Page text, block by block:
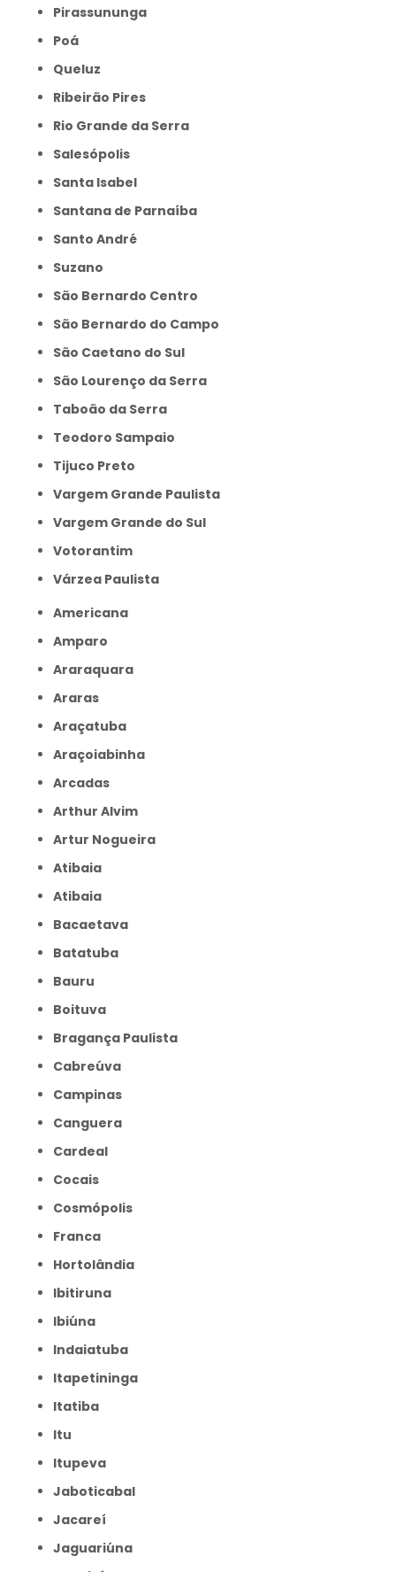
Pirassununga
Poá
Queluz
Ribeirão Pires
Rio Grande da Serra
Salesópolis
Santa Isabel
Santana de Parnaíba
Santo André
Suzano
São Bernardo Centro
São Bernardo do Campo
São Caetano do Sul
São Lourenço da Serra
Taboão da Serra
Teodoro Sampaio
Tijuco Preto
Vargem Grande Paulista
Vargem Grande do Sul
Votorantim
Várzea Paulista
Americana
Amparo
Araraquara
Araras
Araçatuba
Araçoiabinha
Arcadas
Arthur Alvim
Artur Nogueira
Atibaia
Atibaia
Bacaetava
Batatuba
Bauru
Boituva
Bragança Paulista
Cabreúva
Campinas
Canguera
Cardeal
Cocais
Cosmópolis
Franca
Hortolândia
Ibitiruna
Ibiúna
Indaiatuba
Itapetininga
Itatiba
Itu
Itupeva
Jaboticabal
Jacareí
Jaguariúna